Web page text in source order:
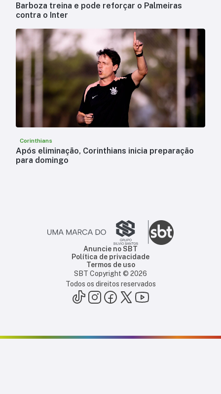
Barboza treina e pode reforçar o Palmeiras
contra o Inter
Corinthians
Após eliminação, Corinthians inicia preparação
para domingo
Anuncie no SBT
Política de privacidade
Termos de uso
SBT Copyright © 2026
Todos os direitos reservados